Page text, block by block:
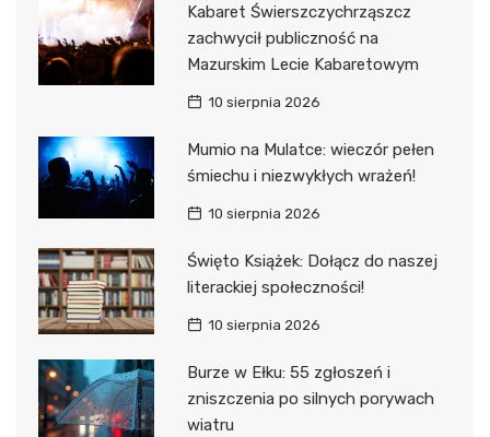
Kabaret Świerszczychrząszcz
zachwycił publiczność na
Mazurskim Lecie Kabaretowym
10 sierpnia 2026
Mumio na Mulatce: wieczór pełen
śmiechu i niezwykłych wrażeń!
10 sierpnia 2026
Święto Książek: Dołącz do naszej
literackiej społeczności!
10 sierpnia 2026
Burze w Ełku: 55 zgłoszeń i
zniszczenia po silnych porywach
wiatru